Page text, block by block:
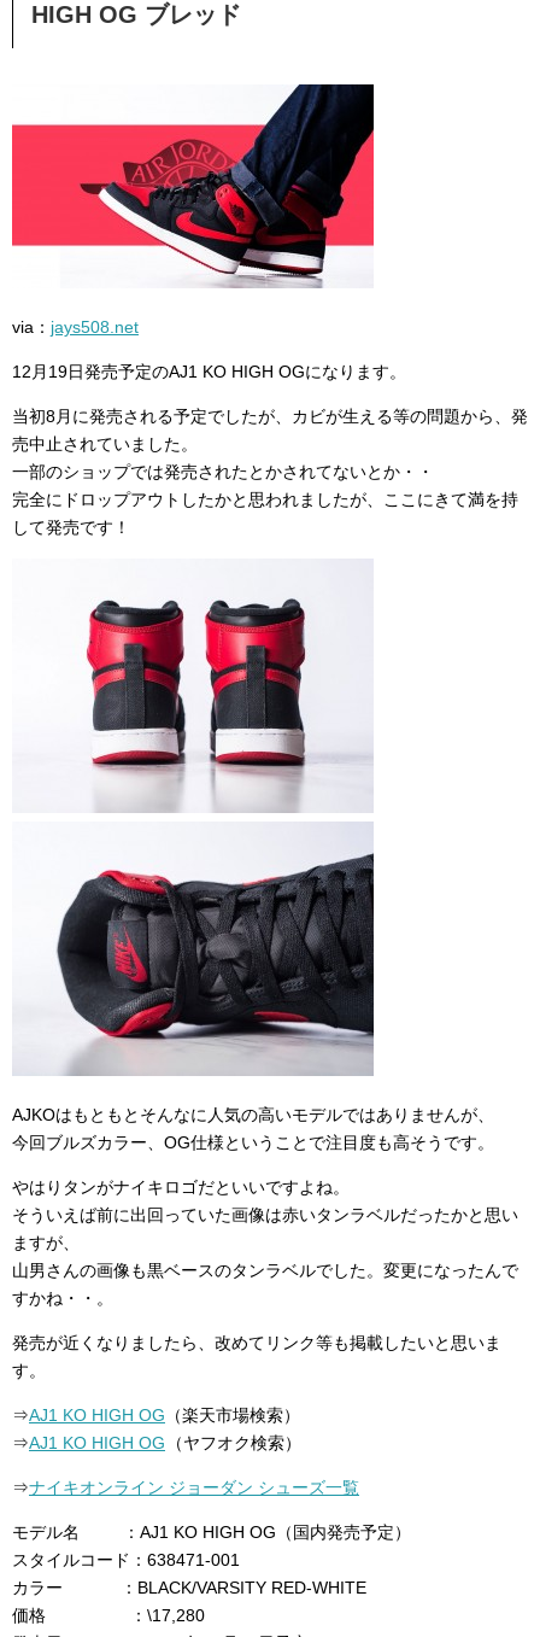
HIGH OG ブレッド
via： jays508.net
12月19日発売予定のAJ1 KO HIGH OGになります。
当初8月に発売される予定でしたが、カビが生える等の問題から、発
売中止されていました。
一部のショップでは発売されたとかされてないとか・・
完全にドロップアウトしたかと思われましたが、ここにきて満を持
して発売です！
AJKOはもともとそんなに人気の高いモデルではありませんが、
今回ブルズカラー、OG仕様ということで注目度も高そうです。
やはりタンがナイキロゴだといいですよね。
そういえば前に出回っていた画像は赤いタンラベルだったかと思い
ますが、
山男さんの画像も黒ベースのタンラベルでした。変更になったんで
すかね・・。
発売が近くなりましたら、改めてリンク等も掲載したいと思いま
す。
⇒AJ1 KO HIGH OG （楽天市場検索）
⇒AJ1 KO HIGH OG （ヤフオク検索）
⇒ナイキオンライン ジョーダン シューズ一覧
モデル名 ：AJ1 KO HIGH OG（国内発売予定）
スタイルコード：638471-001
カラー ：BLACK/VARSITY RED-WHITE
価格 ：\17,280